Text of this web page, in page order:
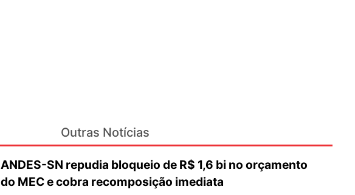
Outras Notícias
ANDES-SN repudia bloqueio de R$ 1,6 bi no orçamento
do MEC e cobra recomposição imediata